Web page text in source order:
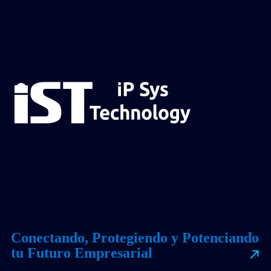
Conectando, Protegiendo y Potenciando
tu Futuro Empresarial